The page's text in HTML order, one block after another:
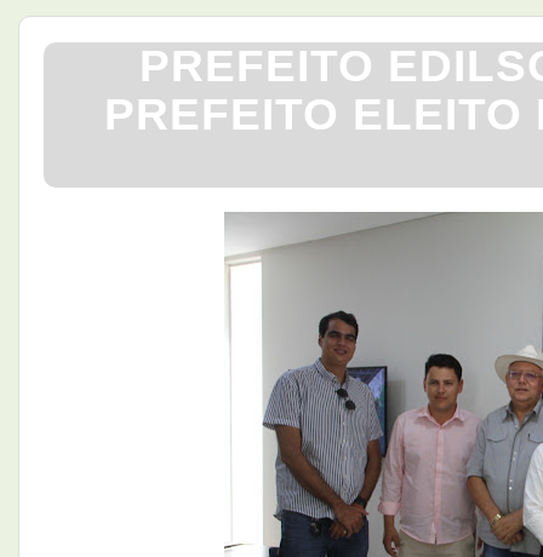
PREFEITO
PREFEITO